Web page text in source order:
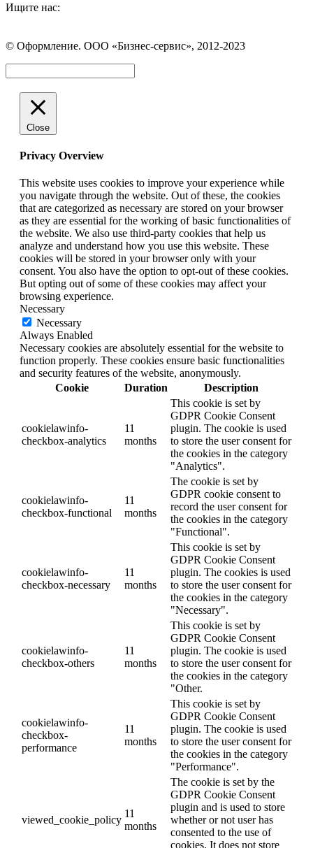
Ищите нас:
Вконтакте
открывается
в
новом
окне
WhatsApp
открывается
в
новом
окне
Telegram
открывается
в
новом
окне
© Оформление. ООО «Бизнес-сервис», 2012-2023
Close
Privacy Overview
This website uses cookies to improve your experience while
you navigate through the website. Out of these, the cookies
that are categorized as necessary are stored on your browser
as they are essential for the working of basic functionalities of
the website. We also use third-party cookies that help us
analyze and understand how you use this website. These
cookies will be stored in your browser only with your
consent. You also have the option to opt-out of these cookies.
But opting out of some of these cookies may affect your
browsing experience.
Necessary
Necessary
Always Enabled
Necessary cookies are absolutely essential for the website to
function properly. These cookies ensure basic functionalities
and security features of the website, anonymously.
Cookie
Duration Description
cookielawinfo-
checkbox-analytics
11
months
This cookie is set by
GDPR Cookie Consent
plugin. The cookie is used
to store the user consent for
the cookies in the category
"Analytics".
cookielawinfo-
checkbox-functional
11
months
The cookie is set by
GDPR cookie consent to
record the user consent for
the cookies in the category
"Functional".
cookielawinfo-
checkbox-necessary
11
months
This cookie is set by
GDPR Cookie Consent
plugin. The cookies is used
to store the user consent for
the cookies in the category
"Necessary".
cookielawinfo-
checkbox-others
11
months
This cookie is set by
GDPR Cookie Consent
plugin. The cookie is used
to store the user consent for
the cookies in the category
"Other.
cookielawinfo-
checkbox-
performance
11
months
This cookie is set by
GDPR Cookie Consent
plugin. The cookie is used
to store the user consent for
the cookies in the category
"Performance".
viewed_cookie_policy
11
months
The cookie is set by the
GDPR Cookie Consent
plugin and is used to store
whether or not user has
consented to the use of
cookies. It does not store